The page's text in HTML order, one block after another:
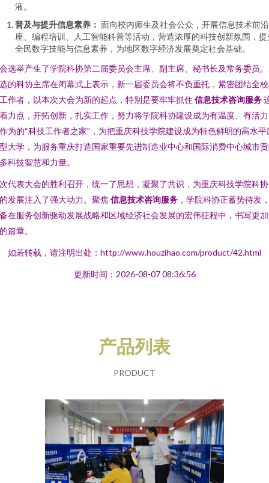
液。
普及与提升信息素养： 面向校内师生及社会公众，开展信息技术前
座、编程培训、人工智能科普等活动，营造浓厚的科技创新氛围，提
全民数字技能与信息素养，为地区数字经济发展奠定社会基础。
选举产生了学院科协第二届委员会主席、副主席、秘书长及常务委员
的科协主席在闭幕式上表示，新一届委员会将不负重托，紧密团结全
作者，以本次大会为新的起点，特别是要牢牢抓住 信息技术咨询服务
力点，开拓创新，扎实工作，努力将学院科协建设成为有温度、有活
为的“科技工作者之家”，为把重庆科技学院建设成为特色鲜明的高水平
大学，为服务重庆打造国家重要先进制造业中心和国际消费中心城市
科技智慧和力量。
代表大会的胜利召开，统一了思想，凝聚了共识，为重庆科技学院科
发展注入了强大动力。聚焦 信息技术咨询服务 ，学院科协正蓄势待发
在服务创新驱动发展战略和区域经济社会发展的宏伟征程中，书写更
篇章。
如若转载，请注明出处：http://www.houzihao.com/product/42.html
更新时间：2026-08-07 08:36:56
产品列表
PRODUCT